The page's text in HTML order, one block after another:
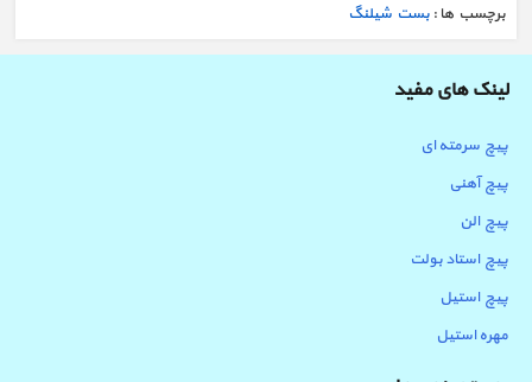
برچسب ها : بست شیلنگ
لینک های مفید
پیچ سرمته ای
پیچ آهنی
پیچ الن
پیچ استاد بولت
پیچ استیل
مهره استیل